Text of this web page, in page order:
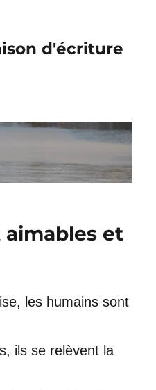
d'écriture
et
les humains sont
ils se relèvent la